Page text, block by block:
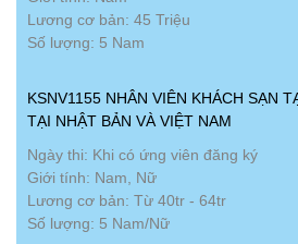
Lương cơ bản: 45 Triệu
Số lượng: 5 Nam
KSNV1155 NHÂN VIÊN KHÁCH SẠN
TẠI NHẬT BẢN VÀ VIỆT NAM
Ngày thi: Khi có ứng viên đăng ký
Giới tính: Nam, Nữ
Lương cơ bản: Từ 40tr - 64tr
Số lượng: 5 Nam/Nữ